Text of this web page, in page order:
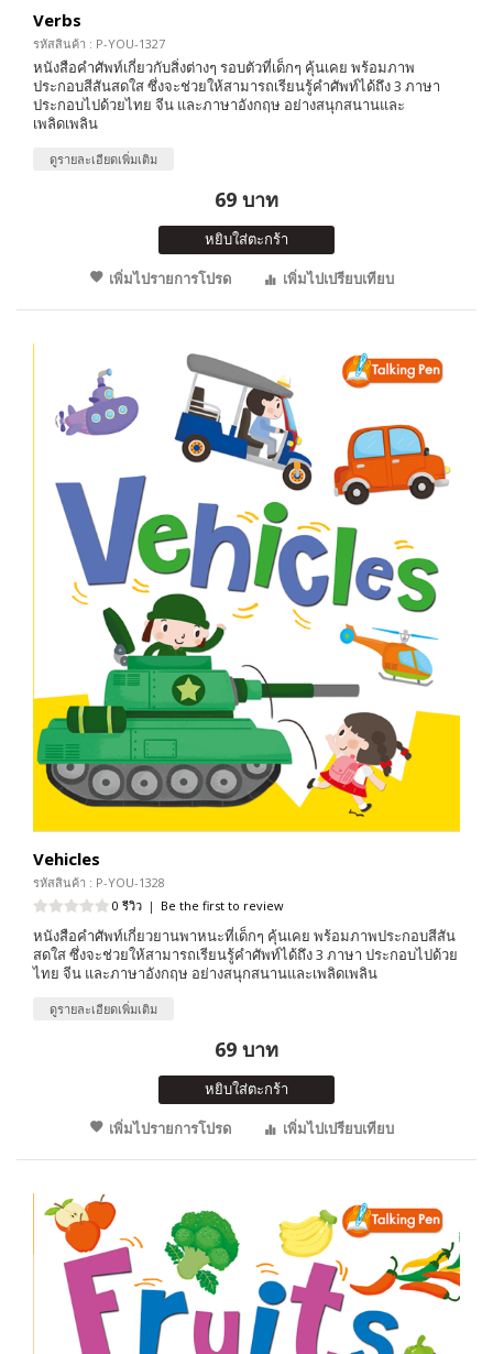
Verbs
รหัสสินค้า : P-YOU-1327
หนังสือคำศัพท์เกี่ยวกับสิ่งต่างๆ รอบตัวที่เด็กๆ คุ้นเคย พร้อมภาพ
ประกอบสีสันสดใส ซึ่งจะช่วยให้สามารถเรียนรู้คำศัพท์ได้ถึง 3 ภาษา
ประกอบไปด้วยไทย จีน และภาษาอังกฤษ อย่างสนุกสนานและ
เพลิดเพลิน
ดูรายละเอียดเพิ่มเติม
69 บาท
หยิบใส่ตะกร้า
เพิ่มไปรายการโปรด
เพิ่มไปเปรียบเทียบ
Vehicles
รหัสสินค้า : P-YOU-1328
0 รีวิว | Be the first to review
หนังสือคำศัพท์เกี่ยวยานพาหนะที่เด็กๆ คุ้นเคย พร้อมภาพประกอบสีสัน
สดใส ซึ่งจะช่วยให้สามารถเรียนรู้คำศัพท์ได้ถึง 3 ภาษา ประกอบไปด้วย
ไทย จีน และภาษาอังกฤษ อย่างสนุกสนานและเพลิดเพลิน
ดูรายละเอียดเพิ่มเติม
69 บาท
หยิบใส่ตะกร้า
เพิ่มไปรายการโปรด
เพิ่มไปเปรียบเทียบ